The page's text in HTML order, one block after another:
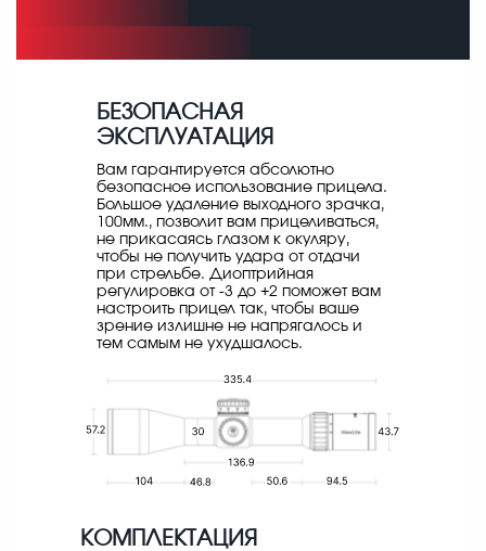
БЕЗОПАСНАЯ
ЭКСПЛУАТАЦИЯ
Вам гарантируется абсолютно
безопасное использование прицела.
Большое удаление выходного зрачка,
100мм., позволит вам прицеливаться,
не прикасаясь глазом к окуляру,
чтобы не получить удара от отдачи
при стрельбе. Диоптрийная
регулировка от -3 до +2 поможет вам
настроить прицел так, чтобы ваше
зрение излишне не напрягалось и
тем самым не ухудшалось.
КОМПЛЕКТАЦИЯ